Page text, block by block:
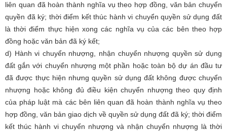
liên quan đã hoàn thành nghĩa vụ theo hợp đồng, văn bản chuyển
quyền đã ký; thời điểm kết thúc hành vi chuyển quyền sử dụng đất
là thời điểm thực hiện xong các nghĩa vụ của các bên theo hợp
đồng hoặc văn bản đã ký kết;
d) Hành vi chuyển nhượng, nhận chuyển nhượng quyền sử dụng
đất gắn với chuyển nhượng một phần hoặc toàn bộ dự án đầu tư
đã được thực hiện nhưng quyền sử dụng đất không được chuyển
nhượng hoặc không đủ điều kiện chuyển nhượng theo quy định
của pháp luật mà các bên liên quan đã hoàn thành nghĩa vụ theo
hợp đồng, văn bản giao dịch về quyền sử dụng đất đã ký; thời điểm
kết thúc hành vi chuyển nhượng và nhận chuyển nhượng là thời